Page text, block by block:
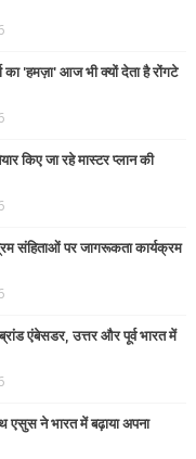
का 'हमज़ा' आज भी क्यों देता है रोंगटे
किए जा रहे मास्टर प्लान की
संहिताओं पर जागरूकता कार्यक्रम
एंबेसडर, उत्तर और पूर्व भारत में
ने भारत में बढ़ाया अपना